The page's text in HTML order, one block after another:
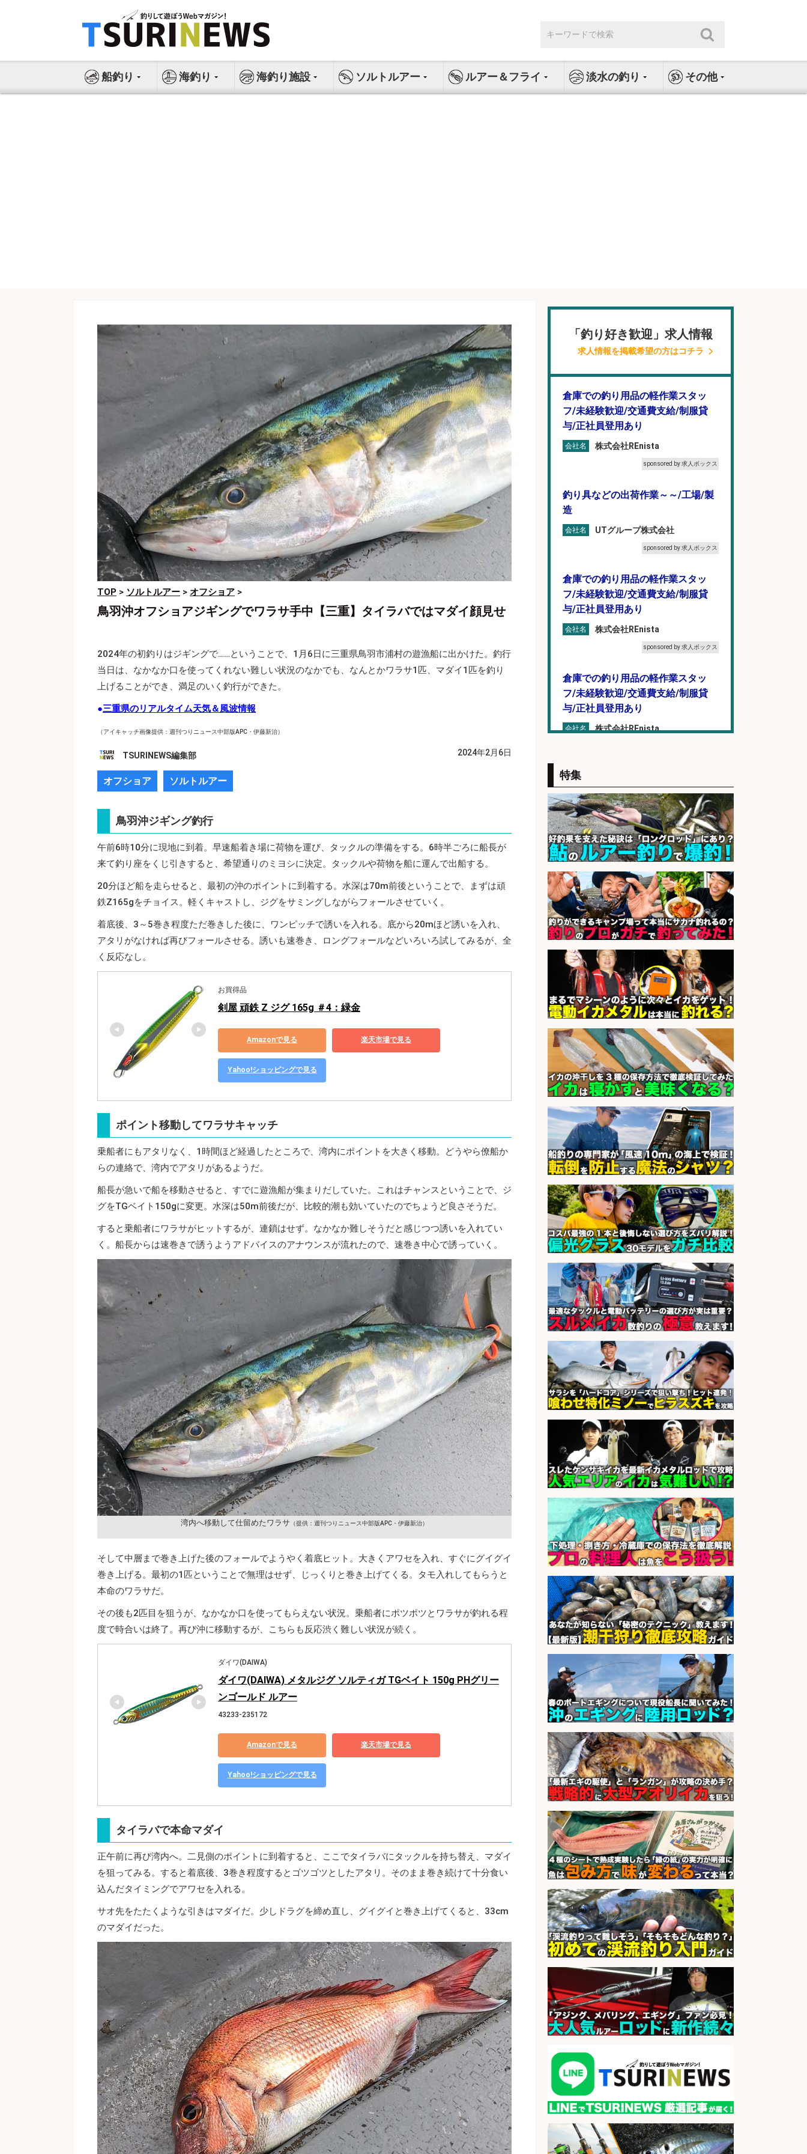
ス
索:
船釣り 海釣り 海釣り施設 ソルトルアー ルアー＆フライ 淡水の釣り その他
TOP > ソルトルアー > オフショア >
鳥羽沖オフショアジギングでワラサ手中【三重】タイラバではマダイ顔見せ
2024年の初釣りはジギングで……ということで、1月6日に三重県鳥羽市浦村の遊漁船に出かけた。釣行
当日は、なかなか口を使ってくれない難しい状況のなかでも、なんとかワラサ1匹、マダイ1匹を釣り
上げることができ、満足のいく釣行ができた。
●三重県のリアルタイム天気＆風波情報
（アイキャッチ画像提供：週刊つりニュース中部版APC・伊藤新治）
TSURINEWS編集部 2024年2月6日
オフショア ソルトルアー
鳥羽沖ジギング釣行
午前6時10分に現地に到着。早速船着き場に荷物を運び、タックルの準備をする。6時半ごろに船長が
来て釣り座をくじ引きすると、希望通りのミヨシに決定。タックルや荷物を船に運んで出船する。
20分ほど船を走らせると、最初の沖のポイントに到着する。水深は70m前後ということで、まずは頑
鉄Z165gをチョイス。軽くキャストし、ジグをサミングしながらフォールさせていく。
着底後、3～5巻き程度ただ巻きした後に、ワンピッチで誘いを入れる。底から20mほど誘いを入れ、
アタリがなければ再びフォールさせる。誘いも速巻き、ロングフォールなどいろいろ試してみるが、全
く反応なし。
お買得品
剣屋 頑鉄 Z ジグ 165g ＃4：緑金
Amazonで見る 楽天市場で見る
Yahoo!ショッピングで見る
ポイント移動してワラサキャッチ
乗船者にもアタリなく、1時間ほど経過したところで、湾内にポイントを大きく移動。どうやら僚船か
らの連絡で、湾内でアタリがあるようだ。
船長が急いで船を移動させると、すでに遊漁船が集まりだしていた。これはチャンスということで、ジ
グをTGベイト150gに変更。水深は50m前後だが、比較的潮も効いていたのでちょうど良さそうだ。
すると乗船者にワラサがヒットするが、連鎖はせず。なかなか難しそうだと感じつつ誘いを入れてい
く。船長からは速巻きで誘うようアドバイスのアナウンスが流れたので、速巻き中心で誘っていく。
湾内へ移動して仕留めたワラサ （提供：週刊つりニュース中部版APC・伊藤新治）
そして中層まで巻き上げた後のフォールでようやく着底ヒット。大きくアワセを入れ、すぐにグイグイ
巻き上げる。最初の1匹ということで無理はせず、じっくりと巻き上げてくる。タモ入れしてもらうと
本命のワラサだ。
その後も2匹目を狙うが、なかなか口を使ってもらえない状況。乗船者にポツポツとワラサが釣れる程
度で時合いは終了。再び沖に移動するが、こちらも反応渋く難しい状況が続く。
ダイワ(DAIWA)
ダイワ(DAIWA) メタルジグ ソルティガ TGベイト 150g PHグリー
ンゴールド ルアー
43233-235172
Amazonで見る 楽天市場で見る
Yahoo!ショッピングで見る
タイラバで本命マダイ
正午前に再び湾内へ。二見側のポイントに到着すると、ここでタイラバにタックルを持ち替え、マダイ
を狙ってみる。すると着底後、3巻き程度するとゴツゴツとしたアタリ。そのまま巻き続けて十分食い
込んだタイミングでアワセを入れる。
サオ先をたたくような引きはマダイだ。少しドラグを締め直し、グイグイと巻き上げてくると、33cm
のマダイだった。
「釣り好き歓迎」求人情報
求人情報を掲載希望の方はコチラ
倉庫での釣り用品の軽作業スタッ
フ/未経験歓迎/交通費支給/制服貸
与/正社員登用あり
会社名 株式会社REnista
sponsored by 求人ボックス
釣り具などの出荷作業～～/工場/製
造
会社名 UTグループ株式会社
sponsored by 求人ボックス
倉庫での釣り用品の軽作業スタッ
フ/未経験歓迎/交通費支給/制服貸
与/正社員登用あり
会社名 株式会社REnista
sponsored by 求人ボックス
倉庫での釣り用品の軽作業スタッ
フ/未経験歓迎/交通費支給/制服貸
与/正社員登用あり
会社名 株式会社REnista
和食, 日本料理・懐石料理/店長・店
長候補/本物を知る大人の隠れ家!魚
の価値を上げ、地域を元気に!店長候
補募集
会社名 酒場あらかぶ 酒場あらかぶ
sponsored by 求人ボックス
和食, 日本料理・懐石料理/店長・店
長候補/旬と手作りにこだわる!さか
なの価値を上げ、地域を元気に!店長
候補募集
会社名 博多 華吉 博多 華吉
sponsored by 求人ボックス
和食, 居酒屋/キッチンスタッフ/天草
の魚と馬刺しの店 キッチンスタッフ
正社員募集
会社名
天草の魚と馬刺しの店 魚粋 天草
の魚と馬刺しの店 魚粋
sponsored by 求人ボックス
釣り具のかんたん軽作業/高収入/交
通費支給/制服貸与/正社員登用あり
会社名 株式会社REnista
sponsored by 求人ボックス
和食, 日本料理・懐石料理/店長・店
長候補/ライブ感が満載!魚の価値を
上げ、食とエンタメで地域を元気に!
店長候補募集
会社名
魚と肴 いとおかし 魚と肴 いとお
かし
sponsored by 求人ボックス
製造「組立・加工」/釣り具部品の
製造企業にてNC旋盤加工機の操作
日勤寮完備
会社名 フジアルテ株式会社
sponsored by 求人ボックス
さらに求人情報を見る
特集